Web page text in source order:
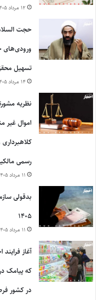
۱۲ مرداد ۱۴۰۵
حجت
ورودی‌های
تسهیل
۱۴ مرداد ۱۴۰۵
نظریه
اموال غیر
رسمی
۱۱ مرداد ۱۴۰۵
بدقولی
۱۴۰۵
۱۱ مرداد ۱۴۰۵
آغاز
که پیامک
در کشور